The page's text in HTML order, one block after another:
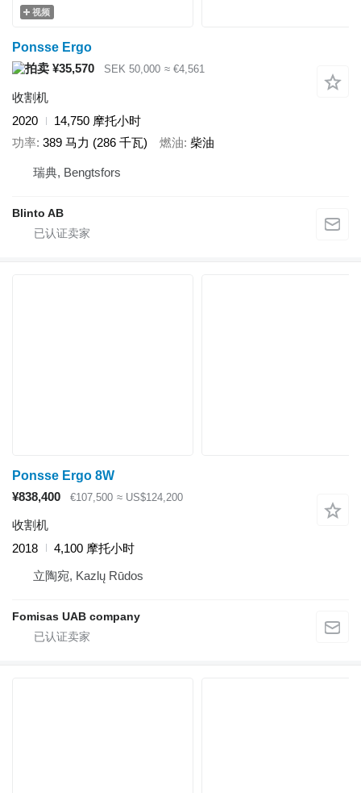
视频
Ponsse Ergo
¥35,570
SEK 50,000 ≈ €4,561
收割机
2020
14,750 摩托小时
功率 389 马力 (286 千瓦) 燃油 柴油
瑞典, Bengtsfors
Blinto AB
Ponsse Ergo 8W
¥838,400
€107,500 ≈ US$124,200
收割机
2018
4,100 摩托小时
立陶宛, Kazlų Rūdos
Fomisas UAB company